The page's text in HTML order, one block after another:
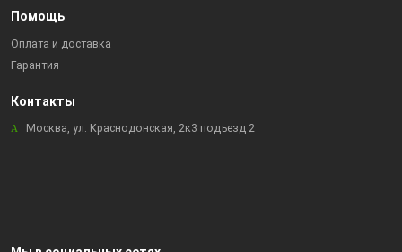
Помощь
Оплата и доставка
Гарантия
Контакты
Москва, ул. Краснодонская, 2к3 подъезд 2